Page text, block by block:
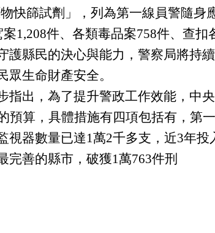
快篩試劑」，列為第一線員警隨身
1,208件、各類毒品案758件、查扣
護縣民的決心與能力， 警察局將持
眾生命財產安全。
出，為了提升警政工作效能，中央
預算，具體措施有四項包括有，第
視器數量已達1萬2千多支，近3年投
完善的縣市，破獲1萬763件刑